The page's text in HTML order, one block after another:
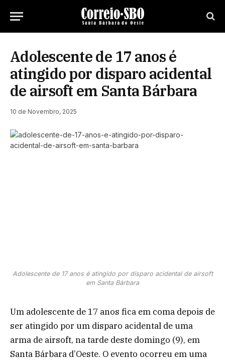
Adolescente de 17 anos é
atingido por disparo acidental
de airsoft em Santa Bárbara
10 de Novembro, 2025
Adolescente de 17 anos é atingido por disparo acidental de airsoft
em Santa Bárbara
Um adolescente de 17 anos fica em coma depois de
ser atingido por um disparo acidental de uma
arma de airsoft, na tarde deste domingo (9), em
Santa Bárbara d’Oeste. O evento ocorreu em uma